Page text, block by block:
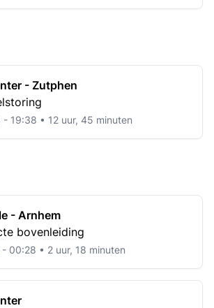
- Zutphen
19:38 • 12 uur, 45 minuten
- Arnhem
bovenleiding
00:28 • 2 uur, 18 minuten